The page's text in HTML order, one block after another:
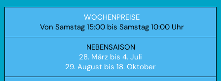
WOCHENPREISE
Von Samstag 15:00 bis Samstag 10:00 Uhr
NEBENSAISON
28. März bis 4. Juli
29. August bis 18. Oktober